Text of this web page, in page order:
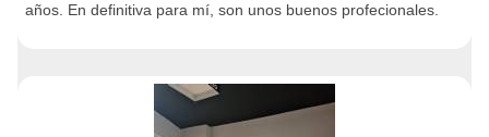
años. En definitiva para mí, son unos buenos profecionales.